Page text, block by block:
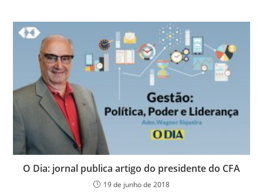
O Dia: jornal publica artigo do presidente do CFA
19 de junho de 2018